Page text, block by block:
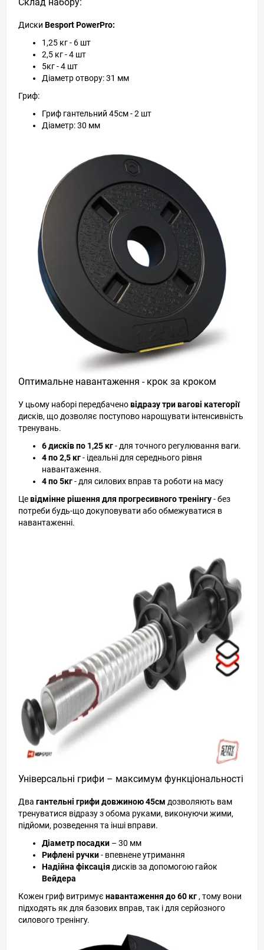
Диски Besport PowerPro:
1,25 кг - 6 шт
2,5 кг - 4 шт
5кг - 4 шт
Діаметр отвору: 31 мм
Гриф:
Гриф гантельний 45см - 2 шт
Діаметр: 30 мм
Оптимальне навантаження - крок за кроком
У цьому наборі передбаченовідразу три вагові категорії
дисків, що дозволяє поступово нарощувати інтенсивність
тренувань.
6 дисків по 1,25 кг- для точного регулювання ваги.
4 по 2,5 кг- ідеальні для середнього рівня
навантаження.
4 по 5кг- для силових вправ та роботи на масу
Цевідмінне рішення для прогресивного тренінгу- без
потреби будь-що докуповувати або обмежуватися в
навантаженні.
Універсальні грифи – максимум функціональності
Два гантельні грифи довжиною 45см дозволяють вам
тренуватися відразу з обома руками, виконуючи жими,
підйоми, розведення та інші вправи.
Діаметр посадки – 30 мм
Рифлені ручки- впевнене утримання
Надійна фіксація дисків за допомогою гайок
Вейдера
Кожен гриф витримує навантаження до 60 кг , тому вони
підходять як для базових вправ, так і для серйозного
силового тренінгу.